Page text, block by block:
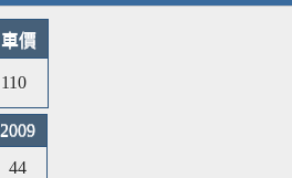
車價
110
2009
44